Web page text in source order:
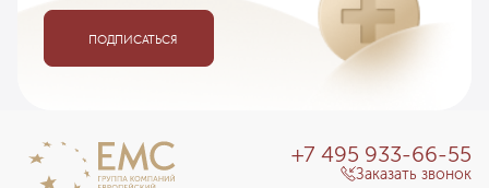
ПОДПИСАТЬСЯ
+7 495 933-66-55
Заказать звонок